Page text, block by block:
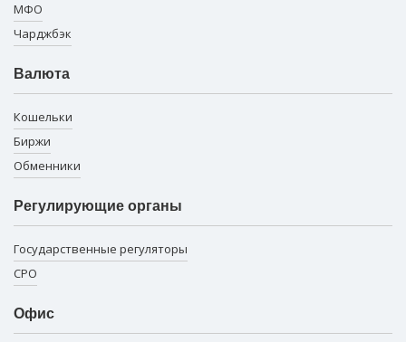
МФО
Чарджбэк
Валюта
Кошельки
Биржи
Обменники
Регулирующие органы
Государственные регуляторы
СРО
Офис